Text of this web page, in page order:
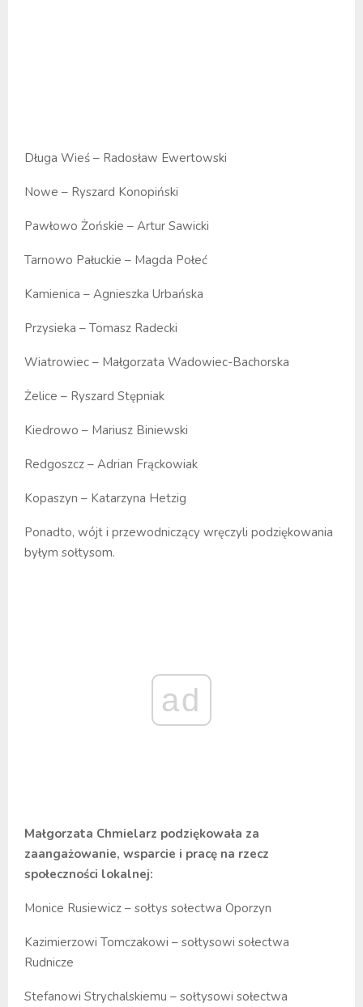
Długa Wieś – Radosław Ewertowski
Nowe – Ryszard Konopiński
Pawłowo Żońskie – Artur Sawicki
Tarnowo Pałuckie – Magda Połeć
Kamienica – Agnieszka Urbańska
Przysieka – Tomasz Radecki
Wiatrowiec – Małgorzata Wadowiec-Bachorska
Żelice – Ryszard Stępniak
Kiedrowo – Mariusz Biniewski
Redgoszcz – Adrian Frąckowiak
Kopaszyn – Katarzyna Hetzig
Ponadto, wójt i przewodniczący wręczyli podziękowania
byłym sołtysom.
ad
Małgorzata Chmielarz podziękowała za
zaangażowanie, wsparcie i pracę na rzecz
społeczności lokalnej:
Monice Rusiewicz – sołtys sołectwa Oporzyn
Kazimierzowi Tomczakowi – sołtysowi sołectwa
Rudnicze
Stefanowi Strychalskiemu – sołtysowi sołectwa